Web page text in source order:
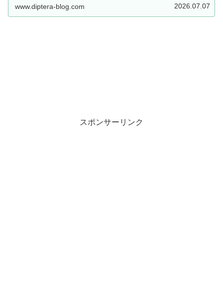
年9月号)」付属カード。【遊戯王OCG】
www.diptera-blog.com 2026.07.07
スポンサーリンク